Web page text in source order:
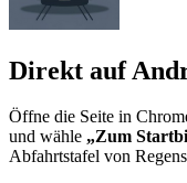
Direkt auf
Öffne die Seite in
und wähle „Zum
Abfahrtstafel von